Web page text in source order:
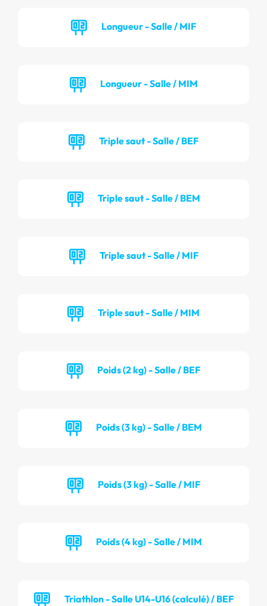
Longueur - Salle / MIF
Longueur - Salle / MIM
Triple saut - Salle / BEF
Triple saut - Salle / BEM
Triple saut - Salle / MIF
Triple saut - Salle / MIM
Poids (2 kg) - Salle / BEF
Poids (3 kg) - Salle / BEM
Poids (3 kg) - Salle / MIF
Poids (4 kg) - Salle / MIM
Triathlon - Salle U14-U16 (calculé) / BEF